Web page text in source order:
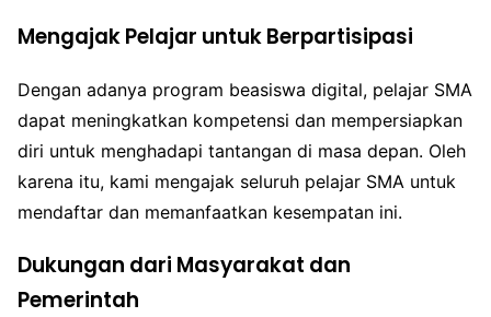
Mengajak Pelajar untuk Berpartisipasi
Dengan adanya program beasiswa digital, pelajar SMA
dapat meningkatkan kompetensi dan mempersiapkan
diri untuk menghadapi tantangan di masa depan. Oleh
karena itu, kami mengajak seluruh pelajar SMA untuk
mendaftar dan memanfaatkan kesempatan ini.
Dukungan dari Masyarakat dan
Pemerintah